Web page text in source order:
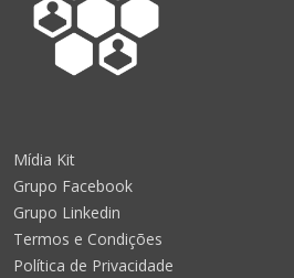
Mídia Kit
Grupo Facebook
Grupo Linkedin
Termos e Condições
Política de Privacidade